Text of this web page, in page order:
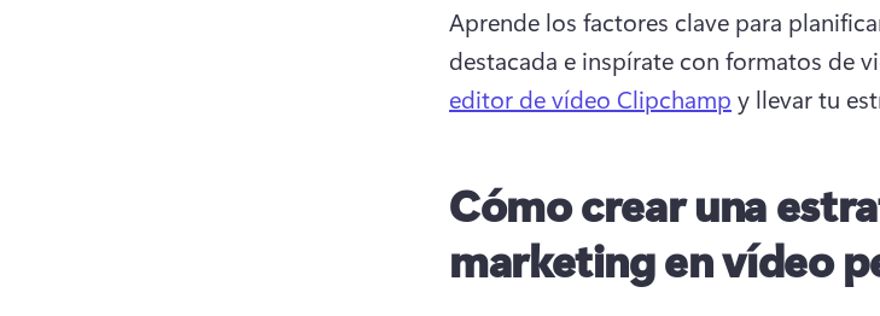
Aprende los factores clave para
destacada e inspírate con formatos de
editor de vídeo Clipchamp y llevar tu
Cómo crear una
marketing en vídeo